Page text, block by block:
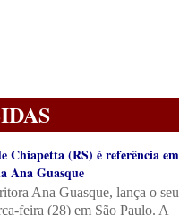
Chiapetta (RS) é referência em
Ana Guasque
Ana Guasque, lança o seu
feira (28) em São Paulo. A